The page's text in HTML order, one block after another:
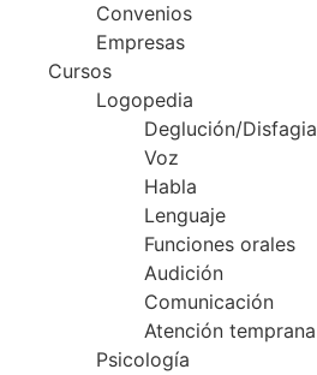
Convenios
Empresas
Cursos
Logopedia
Deglución/Disfagia
Voz
Habla
Lenguaje
Funciones orales
Audición
Comunicación
Atención temprana
Psicología